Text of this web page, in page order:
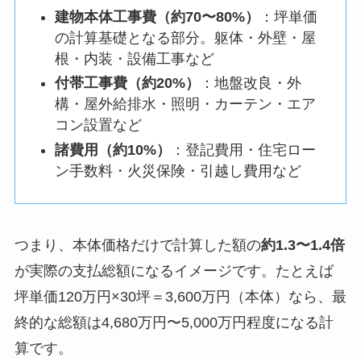
建物本体工事費（約70〜80%）
：坪単価
の計算基礎となる部分。躯体・外壁・屋
根・内装・設備工事など
付帯工事費（約20%）
：地盤改良・外
構・屋外給排水・照明・カーテン・エア
コン設置など
諸費用（約10%）
：登記費用・住宅ロー
ン手数料・火災保険・引越し費用など
つまり、本体価格だけで計算した額の約1.3〜1.4倍
が実際の支払総額になるイメージです。たとえば
坪単価120万円×30坪＝3,600万円（本体）なら、最
終的な総額は4,680万円〜5,000万円程度になる計
算です。